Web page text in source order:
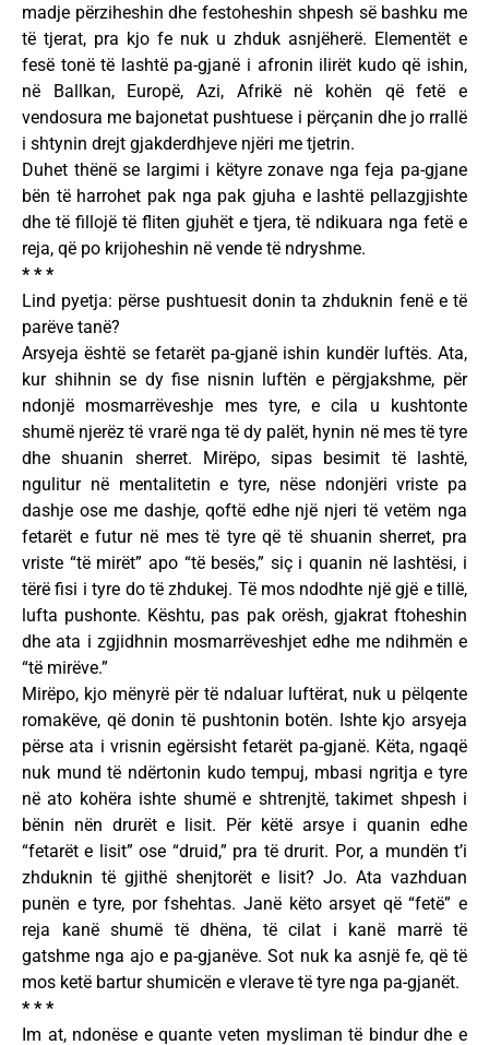
madje përziheshin dhe festoheshin shpesh së bashku me
të tjerat, pra kjo fe nuk u zhduk asnjëherë. Elementët e
fesë tonë të lashtë pa-gjanë i afronin ilirët kudo që ishin,
në Ballkan, Europë, Azi, Afrikë në kohën që fetë e
vendosura me bajonetat pushtuese i përçanin dhe jo rrallë
i shtynin drejt gjakderdhjeve njëri me tjetrin.
Duhet thënë se largimi i këtyre zonave nga feja pa-gjane
bën të harrohet pak nga pak gjuha e lashtë pellazgjishte
dhe të fillojë të fliten gjuhët e tjera, të ndikuara nga fetë e
reja, që po krijoheshin në vende të ndryshme.
* * *
Lind pyetja: përse pushtuesit donin ta zhduknin fenë e të
parëve tanë?
Arsyeja është se fetarët pa-gjanë ishin kundër luftës. Ata,
kur shihnin se dy fise nisnin luftën e përgjakshme, për
ndonjë mosmarrëveshje mes tyre, e cila u kushtonte
shumë njerëz të vrarë nga të dy palët, hynin në mes të tyre
dhe shuanin sherret. Mirëpo, sipas besimit të lashtë,
ngulitur në mentalitetin e tyre, nëse ndonjëri vriste pa
dashje ose me dashje, qoftë edhe një njeri të vetëm nga
fetarët e futur në mes të tyre që të shuanin sherret, pra
vriste “të mirët” apo “të besës,” siç i quanin në lashtësi, i
tërë fisi i tyre do të zhdukej. Të mos ndodhte një gjë e tillë,
lufta pushonte. Kështu, pas pak orësh, gjakrat ftoheshin
dhe ata i zgjidhnin mosmarrëveshjet edhe me ndihmën e
“të mirëve.”
Mirëpo, kjo mënyrë për të ndaluar luftërat, nuk u pëlqente
romakëve, që donin të pushtonin botën. Ishte kjo arsyeja
përse ata i vrisnin egërsisht fetarët pa-gjanë. Këta, ngaqë
nuk mund të ndërtonin kudo tempuj, mbasi ngritja e tyre
në ato kohëra ishte shumë e shtrenjtë, takimet shpesh i
bënin nën drurët e lisit. Për këtë arsye i quanin edhe
“fetarët e lisit” ose “druid,” pra të drurit. Por, a mundën t’i
zhduknin të gjithë shenjtorët e lisit? Jo. Ata vazhduan
punën e tyre, por fshehtas. Janë këto arsyet që “fetë” e
reja kanë shumë të dhëna, të cilat i kanë marrë të
gatshme nga ajo e pa-gjanëve. Sot nuk ka asnjë fe, që të
mos ketë bartur shumicën e vlerave të tyre nga pa-gjanët.
* * *
Im at, ndonëse e quante veten mysliman të bindur dhe e